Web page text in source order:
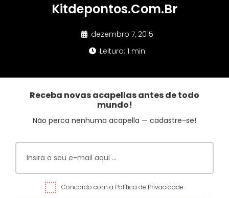
Kitdepontos.Com.Br
dezembro 7, 2015
Leitura: 1 min
Receba novas acapellas antes de todo
mundo!
Não perca nenhuma acapella — cadastre-se!
Concordo com a Política de Privacidade.